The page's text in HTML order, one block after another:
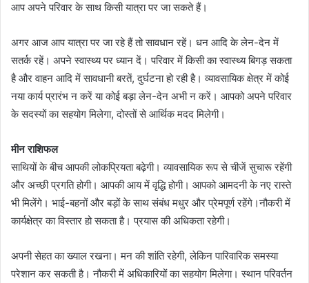
आप अपने परिवार के साथ किसी यात्रा पर जा सकते हैं।
अगर आज आप यात्रा पर जा रहे हैं तो सावधान रहें। धन आदि के लेन-देन में
सतर्क रहें। अपने स्वास्थ्य पर ध्यान दें। परिवार में किसी का स्वास्थ्य बिगड़ सकता
है और वाहन आदि में सावधानी बरतें, दुर्घटना हो रही है। व्यावसायिक क्षेत्र में कोई
नया कार्य प्रारंभ न करें या कोई बड़ा लेन-देन अभी न करें। आपको अपने परिवार
के सदस्यों का सहयोग मिलेगा, दोस्तों से आर्थिक मदद मिलेगी।
मीन राशिफल
साथियों के बीच आपकी लोकप्रियता बढ़ेगी। व्यावसायिक रूप से चीजें सुचारू रहेंगी
और अच्छी प्रगति होगी। आपकी आय में वृद्धि होगी। आपको आमदनी के नए रास्ते
भी मिलेंगे। भाई-बहनों और बड़ों के साथ संबंध मधुर और प्रेमपूर्ण रहेंगे।नौकरी में
कार्यक्षेत्र का विस्तार हो सकता है। प्रयास की अधिकता रहेगी।
अपनी सेहत का ख्याल रखना। मन की शांति रहेगी, लेकिन पारिवारिक समस्या
परेशान कर सकती है। नौकरी में अधिकारियों का सहयोग मिलेगा। स्थान परिवर्तन